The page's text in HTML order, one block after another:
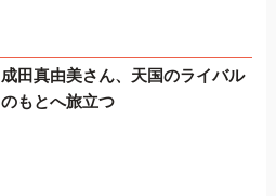
成田真由美さん、天国のライバル
のもとへ旅立つ